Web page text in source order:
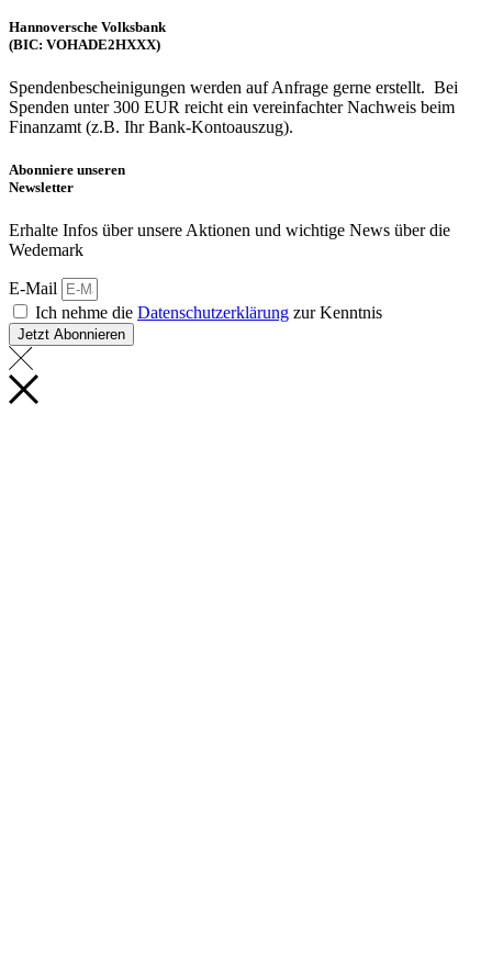
Hannoversche Volksbank
(BIC: VOHADE2HXXX)
Spendenbescheinigungen werden auf Anfrage gerne erstellt. Bei
Spenden unter 300 EUR reicht ein vereinfachter Nachweis beim
Finanzamt (z.B. Ihr Bank-Kontoauszug).
Abonniere unseren
Newsletter
Erhalte Infos über unsere Aktionen und wichtige News über die
Wedemark
E-Mail
Ich nehme die Datenschutzerklärung zur Kenntnis
Jetzt Abonnieren